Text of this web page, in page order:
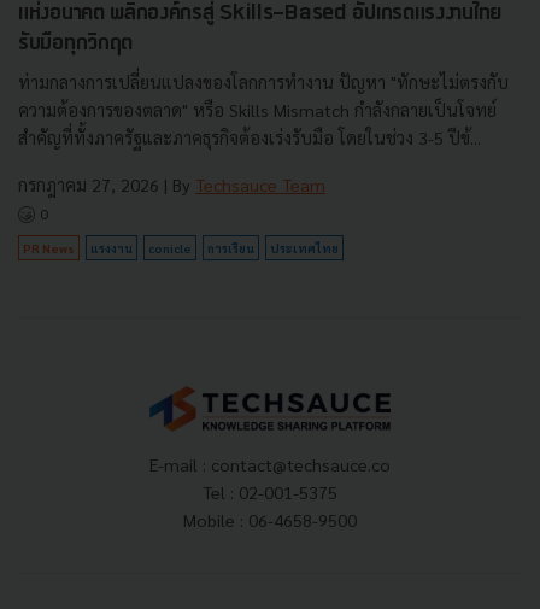
แห่งอนาคต พลิกองค์กรสู่ Skills-Based อัปเกรดแรงงานไทย
รับมือทุกวิกฤต
ท่ามกลางการเปลี่ยนแปลงของโลกการทำงาน ปัญหา "ทักษะไม่ตรงกับ
ความต้องการของตลาด" หรือ Skills Mismatch กำลังกลายเป็นโจทย์
สำคัญที่ทั้งภาครัฐและภาคธุรกิจต้องเร่งรับมือ โดยในช่วง 3-5 ปีข้...
กรกฎาคม 27, 2026 | By Techsauce Team
0
PR News แรงงาน conicle การเรียน ประเทศไทย
E-mail : contact@techsauce.co
Tel : 02-001-5375
Mobile : 06-4658-9500